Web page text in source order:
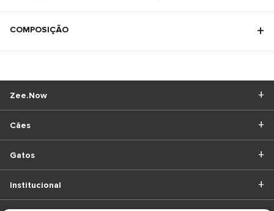
COMPOSIÇÃO
Cães
Gatos
Zee.Now
Institucional